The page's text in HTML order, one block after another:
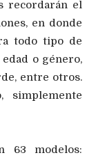
recordarán el
en donde
todo tipo de
o género,
entre otros.
simplemente
63 modelos: